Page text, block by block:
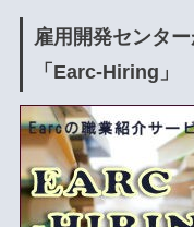
雇用開発センタ
「Earc-Hiring」